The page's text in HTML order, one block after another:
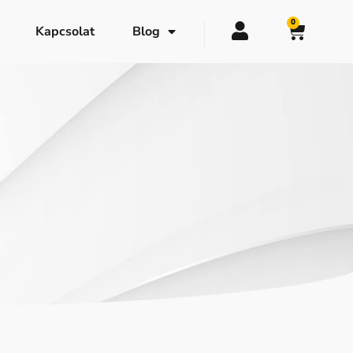
Kapcsolat Blog
0